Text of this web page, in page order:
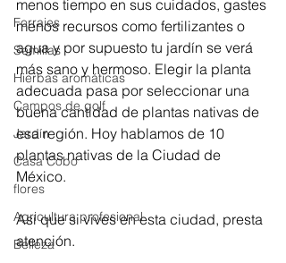
Forrajes
Semillas
Hierbas aromáticas
Campos de golf
Jardín
Casa Cobo
flores
Agricultura profesional
Belleza
menos tiempo en sus cuidados, gastes
menos recursos como fertilizantes o
agua y por supuesto tu jardín se verá
más sano y hermoso. Elegir la planta
adecuada pasa por seleccionar una
buena cantidad de plantas nativas de
esa región. Hoy hablamos de 10
plantas nativas de la Ciudad de
México.
Así que si vives en esta ciudad, presta
atención.